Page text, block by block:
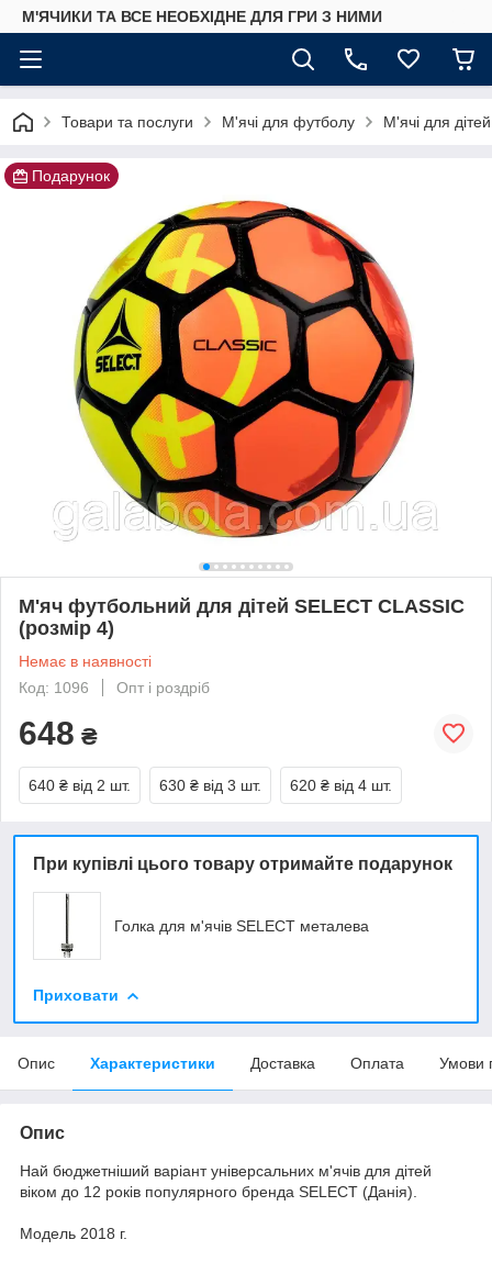
М'ЯЧИКИ ТА ВСЕ НЕОБХІДНЕ ДЛЯ ГРИ З НИМИ
Товари та послуги М'ячі для футболу М'ячі для
Подарунок
М'яч футбольний для дітей SELECT СLASSIC
(розмір 4)
Немає в наявності
Код: 1096
Опт і роздріб
648 ₴
640 ₴ від 2 шт. 630 ₴ від 3 шт. 620 ₴ від 4 шт.
При купівлі цього товару отримайте подарунок
Голка для м'ячів SELECT металева
Приховати
Опис Характеристики Доставка Оплата Умови
Опис
Най бюджетніший варіант універсальних м'ячів для дітей
віком до 12 років популярного бренда SELECT (Данія).
Модель 2018 г.